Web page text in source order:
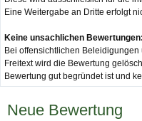
Eine Weitergabe an Dritte erfolgt
Keine unsachlichen Bewertungen:
Bei offensichtlichen
Freitext wird die Bewertung
Bewertung gut begründet ist und
Neue Bewertung